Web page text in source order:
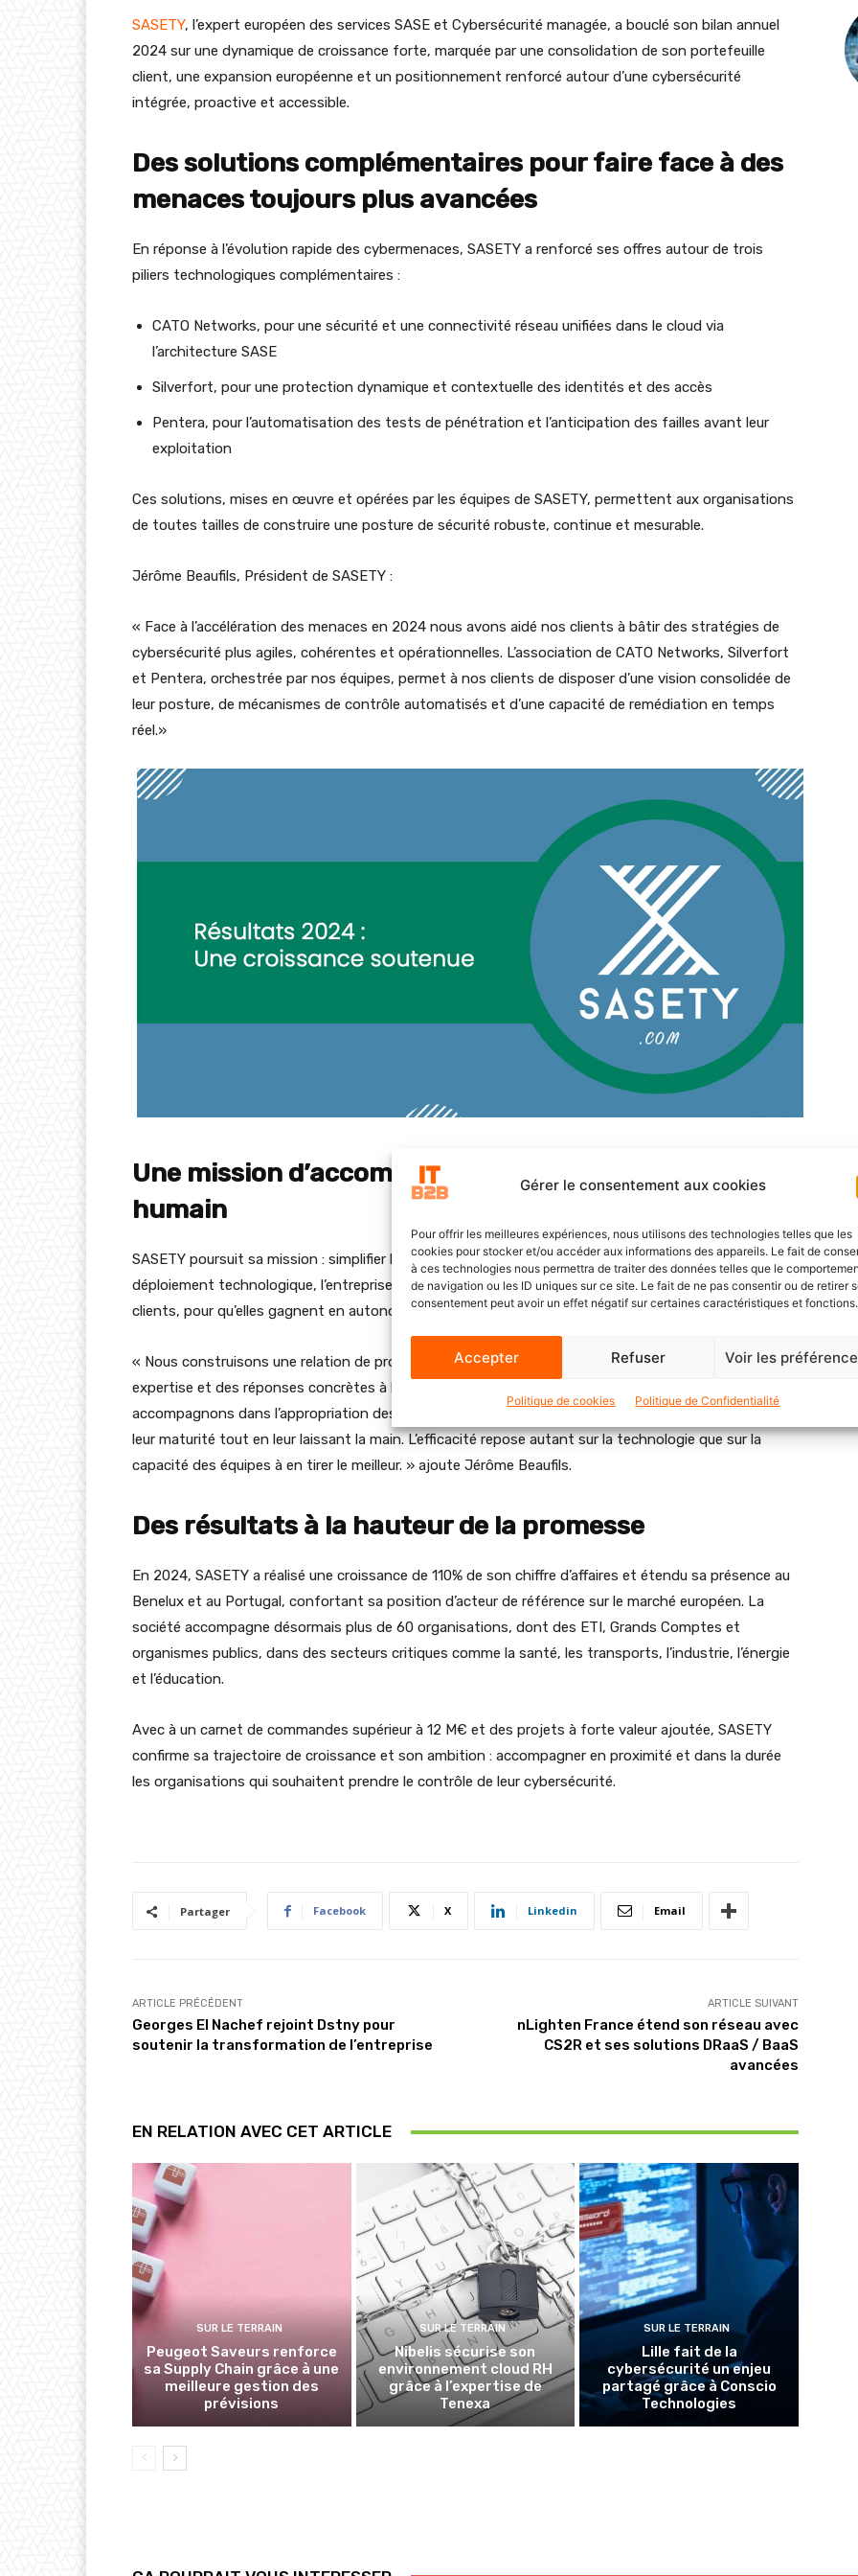
Gérer le consentement aux cookies
Pour offrir les meilleures expériences, nous utilisons des technologies telles que les
cookies pour stocker et/ou accéder aux informations des appareils. Le fait de
à ces technologies nous permettra de traiter des données telles que le
de navigation ou les ID uniques sur ce site. Le fait de ne pas consentir ou de retirer
consentement peut avoir un effet négatif sur certaines caractéristiques et fonctions.
Accepter Refuser Voir les
Politique de cookies Politique de Confidentialité
SASETY, l’expert européen des services SASE et Cybersécurité managée, a bouclé son bilan annuel
2024 sur une dynamique de croissance forte, marquée par une consolidation de son portefeuille
client, une expansion européenne et un positionnement renforcé autour d’une cybersécurité
intégrée, proactive et accessible.
Des solutions complémentaires pour faire face à des
menaces toujours plus avancées
En réponse à l’évolution rapide des cybermenaces, SASETY a renforcé ses offres autour de trois
piliers technologiques complémentaires :
CATO Networks, pour une sécurité et une connectivité réseau unifiées dans le cloud via
l’architecture SASE
Silverfort, pour une protection dynamique et contextuelle des identités et des accès
Pentera, pour l’automatisation des tests de pénétration et l’anticipation des failles avant leur
exploitation
Ces solutions, mises en œuvre et opérées par les équipes de SASETY, permettent aux organisations
de toutes tailles de construire une posture de sécurité robuste, continue et mesurable.
Jérôme Beaufils, Président de SASETY :
« Face à l’accélération des menaces en 2024 nous avons aidé nos clients à bâtir des stratégies de
cybersécurité plus agiles, cohérentes et opérationnelles. L’association de CATO Networks, Silverfort
et Pentera, orchestrée par nos équipes, permet à nos clients de disposer d’une vision consolidée de
leur posture, de mécanismes de contrôle automatisés et d’une capacité de remédiation en temps
réel.»
Une mission d’accompagnement technologique et
humain
SASETY poursuit sa mission : simplifier la cybersécurité et l’aligner sur les enjeux métiers. Au-delà du
déploiement technologique, l’entreprise s’est attachée à outiller et former les équipes IT de ses
clients, pour qu’elles gagnent en autonomie, tout en bénéficiant d’un soutien opérationnel constant.
« Nous construisons une relation de proximité avec nos clients, en leur apportant à la fois notre
expertise et des réponses concrètes à leurs besoins. Nous partageons notre savoir-faire et les
accompagnons dans l’appropriation des outils. En opérant à leurs côtés, nous les aidons à renforcer
leur maturité tout en leur laissant la main. L’efficacité repose autant sur la technologie que sur la
capacité des équipes à en tirer le meilleur. » ajoute Jérôme Beaufils.
Des résultats à la hauteur de la promesse
En 2024, SASETY a réalisé une croissance de 110% de son chiffre d’affaires et étendu sa présence au
Benelux et au Portugal, confortant sa position d’acteur de référence sur le marché européen. La
société accompagne désormais plus de 60 organisations, dont des ETI, Grands Comptes et
organismes publics, dans des secteurs critiques comme la santé, les transports, l’industrie, l’énergie
et l’éducation.
Avec à un carnet de commandes supérieur à 12 M€ et des projets à forte valeur ajoutée, SASETY
confirme sa trajectoire de croissance et son ambition : accompagner en proximité et dans la durée
les organisations qui souhaitent prendre le contrôle de leur cybersécurité.
Partager Facebook X Linkedin Email
ARTICLE PRÉCÉDENT
Georges El Nachef rejoint Dstny pour
soutenir la transformation de l’entreprise
ARTICLE SUIVANT
nLighten France étend son réseau avec
CS2R et ses solutions DRaaS / BaaS
avancées
EN RELATION AVEC CET ARTICLE
SUR LE TERRAIN
Peugeot Saveurs renforce
sa Supply Chain grâce à une
meilleure gestion des
prévisions
SUR LE TERRAIN
Nibelis sécurise son
environnement cloud RH
grâce à l’expertise de
Tenexa
SUR LE TERRAIN
Lille fait de la
cybersécurité un enjeu
partagé grâce à Conscio
Technologies